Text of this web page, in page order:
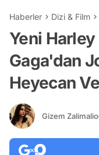
Haberler Dizi & Film
Yeni
Gaga'dan
Heyecan
Gizem